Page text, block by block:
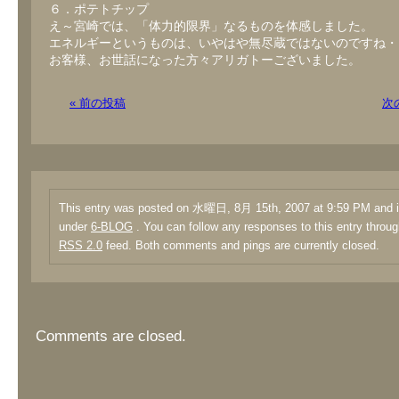
６．ポテトチップ
え～宮崎では、「体力的限界」なるものを体感しました。
エネルギーというものは、いやはや無尽蔵ではないのですね
お客様、お世話になった方々アリガトーございました。
« 前の投稿 次
This entry was posted on 水曜日, 8月 15th, 2007 at 9:59 PM and
under 6-BLOG . You can follow any responses to this entry
RSS 2.0 feed. Both comments and pings are currently closed.
Comments are closed.